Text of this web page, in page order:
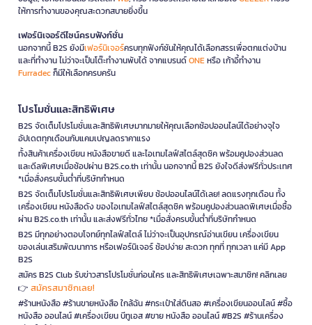
ให้การทำงานของคุณสะดวกสบายยิ่งขึ้น
เฟอร์นิเจอร์ดีไซน์ครบฟังก์ชั่น
นอกจากนี้ B2S ยังมีเฟอร์นิเจอร์ครบทุกฟังก์ชันให้คุณได้เลือกสรรเพื่อตกแต่งบ้าน
และที่ทำงาน ไม่ว่าจะเป็นโต๊ะทำงานพับได้ จากแบรนด์ONEหรือ เก้าอี้ทำงาน
Furradecก็มีให้เลือกครบครัน
โปรโมชั่นและสิทธิพิเศษ
B2S จัดเต็มโปรโมชั่นและสิทธิพิเศษมากมายให้คุณเลือกช้อปออนไลน์ได้อย่างจุใจ
อัปเดตทุกเดือนกับแคมเปญลดราคาแรง
ทั้งสินค้าเครื่องเขียน หนังสือขายดี และไอเทมไลฟ์สไตล์สุดชิค พร้อมคูปองส่วนลด
และดีลพิเศษเมื่อช้อปผ่าน B2S.co.th เท่านั้น นอกจากนี้ B2S ยังใจดีส่งฟรีทั่วประเทศ
*เมื่อสั่งครบขั้นต่ำที่บริษัทกำหนด
B2S จัดเต็มโปรโมชั่นและสิทธิพิเศษเพียบ ช้อปออนไลน์ได้เลย! ลดแรงทุกเดือน ทั้ง
เครื่องเขียน หนังสือดัง ของไอเทมไลฟ์สไตล์สุดชิค พร้อมคูปองส่วนลดพิเศษเมื่อซื้อ
ผ่าน B2S.co.th เท่านั้น และส่งฟรีทั่วไทย *เมื่อสั่งครบขั้นต่ำที่บริษัทกำหนด
B2S มีทุกอย่างตอบโจทย์ทุกไลฟ์สไตล์ ไม่ว่าจะเป็นอุปกรณ์อ่านเขียน เครื่องเขียน
ของเล่นเสริมพัฒนาการ หรือเฟอร์นิเจอร์ ช้อปง่าย สะดวก ทุกที่ ทุกเวลา แค่มี App
B2S
สมัคร B2S Club รับข่าวสารโปรโมชั่นก่อนใคร และสิทธิพิเศษเฉพาะสมาชิก! คลิกเลย
👉 สมัครสมาชิกเลย!
#ร้านหนังสือ #ร้านขายหนังสือ ใกล้ฉัน #กระเป๋าใส่ดินสอ #เครื่องเขียนออนไลน์ #ซื้อ
หนังสือ ออนไลน์ #เครื่องเขียน บีทูเอส #ขาย หนังสือ ออนไลน์ #B2S #ร้านเครื่อง